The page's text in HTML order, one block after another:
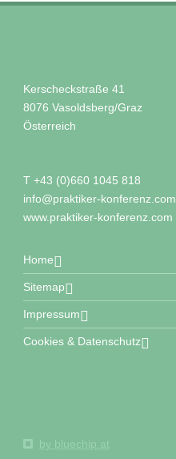
Kerscheckstraße 41
8076 Vasoldsberg/Graz
Österreich
T +43 (0)660 1045 818
info@praktiker-konferenz.com
www.praktiker-konferenz.com
Home
Sitemap
Impressum
Cookies & Datenschutz
by bluechip.at